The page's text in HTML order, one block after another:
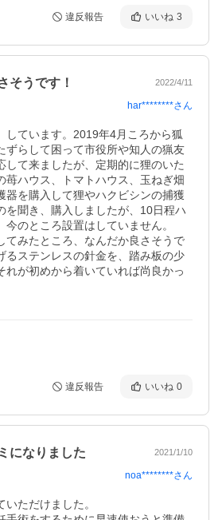
違反報告 いいね 3
そうです！ 2022/4/11
har********さん
しています。2019年4月ころから狐
ずらして困って市役所や知人の猟友
して来ましたが、定期的に狸のいた
苺ハウス、トマトハウス、玉ねぎ畑
器を購入して狸やハクビシンの捕獲
を聞き、購入しましたが、10日程ハ
のところ設置はしていません。
てみたところ、なんだか良さそうで
るステンレスの針金を、踏み板の少
れが初めから着いていれば尚良かっ
違反報告 いいね 0
になりました 2021/1/10
noa********さん
ただけました。